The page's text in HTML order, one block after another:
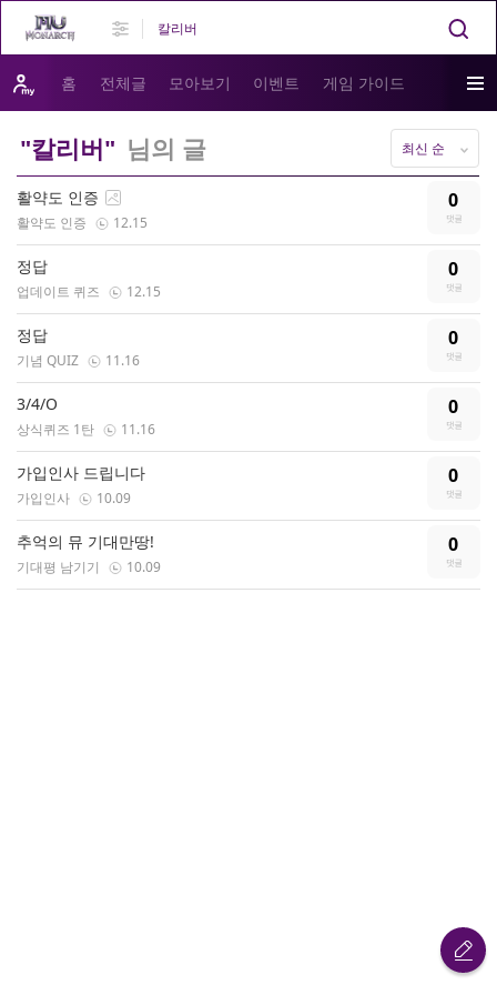
홈 전체글 모아보기 이벤트 게임 가이드
"칼리버" 님의 글 최신 순
활약도 인증 0
활약도 인증 12.15
정답 0
업데이트 퀴즈 12.15
정답 0
기념 QUIZ 11.16
3/4/O 0
상식퀴즈 1탄 11.16
가입인사 드립니다 0
가입인사 10.09
추억의 뮤 기대만땅! 0
기대평 남기기 10.09